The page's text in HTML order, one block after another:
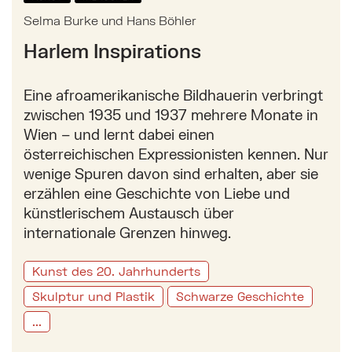
Selma Burke und Hans Böhler
Harlem Inspirations
Eine afroamerikanische Bildhauerin verbringt
zwischen 1935 und 1937 mehrere Monate in
Wien – und lernt dabei einen
österreichischen Expressionisten kennen. Nur
wenige Spuren davon sind erhalten, aber sie
erzählen eine Geschichte von Liebe und
künstlerischem Austausch über
internationale Grenzen hinweg.
Kunst des 20. Jahrhunderts
Skulptur und Plastik
Schwarze Geschichte
...